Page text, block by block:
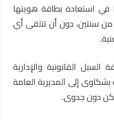
في استعادة بطاقة هويتها
من سنتين، دون أن تتلقى أي
القانونية والإدارية
إلى المديرية العامة
دون جدوى.